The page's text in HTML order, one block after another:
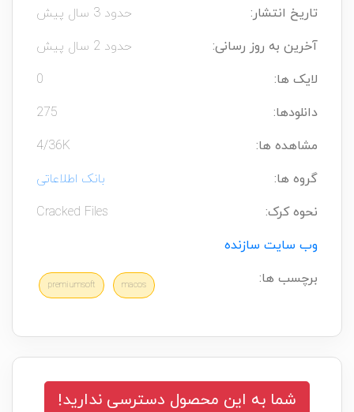
تاریخ انتشار:
حدود 3 سال پیش
آخرین به روز رسانی:
حدود 2 سال پیش
لایک ها:
0
دانلودها:
275
مشاهده ها:
4/36K
گروه ها:
بانک اطلاعاتی
نحوه کرک:
Cracked Files
وب سایت سازنده
برچسب ها:
macos
premiumsoft
شما به این محصول دسترسی ندارید!